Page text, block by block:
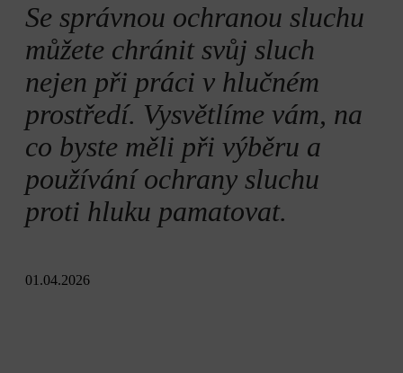
Se správnou ochranou sluchu
můžete chránit svůj sluch
nejen při práci v hlučném
prostředí. Vysvětlíme vám, na
co byste měli při výběru a
používání ochrany sluchu
proti hluku pamatovat.
01.04.2026
Návod: Zvolte ochranu sluchu
Péče o ochranu sluchu